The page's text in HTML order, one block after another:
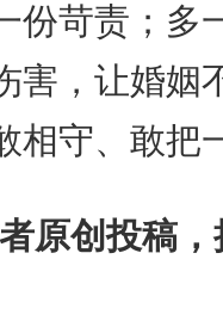
份苛责；多
害，让婚姻
相守、敢把
者原创投稿